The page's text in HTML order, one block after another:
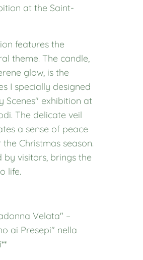
at the Saint-
features the
theme. The candle,
glow, is the
I specially designed
Scenes" exhibition at
The delicate veil
a sense of peace
Christmas season.
by visitors, brings the
life.
Velata" –
ai Presepi" nella